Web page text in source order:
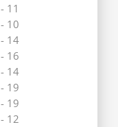
- 11
- 10
- 14
- 16
- 14
- 19
- 19
- 12